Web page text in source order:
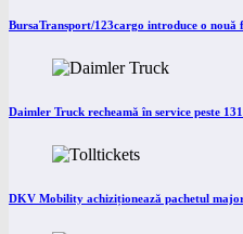
BursaTransport/123cargo introduce o nouă
Daimler Truck recheamă în service peste
DKV Mobility achiziționează pachetul